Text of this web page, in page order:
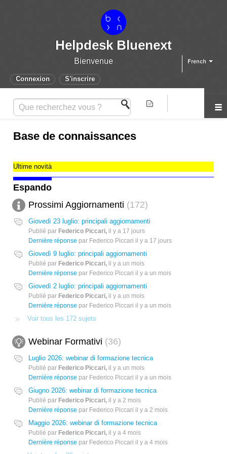
Helpdesk Bluenext
French
Bienvenue
Connexion S'inscrire
Base de connaissances
Ultime novità
Espando
Prossimi Aggiornamenti
172
Giovedì 23 luglio: principali aggiornamenti
Publié par Federico Piccari, il y a 17 jours
Dernière réponse par Federico Piccari il y a 17 jours
Giovedì 9 luglio: principali aggiornamenti
Publié par Federico Piccari, il y a un mois
Dernière réponse par Federico Piccari il y a un mois
Giovedì 2 luglio: principali aggiornamenti
Publié par Federico Piccari, il y a un mois
Dernière réponse par Federico Piccari il y a un mois
Voir tous les 172 sujets
Webinar Formativi 36
Luglio 2026: webinar di formazione tecnica
Publié par Federico Piccari, il y a un mois
Dernière réponse par Federico Piccari il y a un mois
Giugno 2026: webinar di formazione tecnica
Publié par Federico Piccari, il y a 2 mois
Dernière réponse par Federico Piccari il y a 2 mois
Maggio 2026: webinar di formazione tecnica
Publié par Federico Piccari, il y a 4 mois
Dernière réponse par Federico Piccari il y a 4 mois